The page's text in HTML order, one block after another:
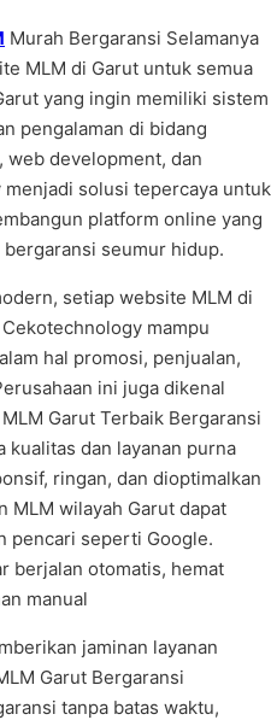
Murah Bergaransi Selamanya
MLM di Garut untuk semua
yang ingin memiliki sistem
pengalaman di bidang
web development, dan
solusi tepercaya untuk
platform online yang
seumur hidup.
setiap website MLM di
mampu
hal promosi, penjualan,
ini juga dikenal
Garut Terbaik Bergaransi
kualitas dan layanan purna
ringan, dan dioptimalkan
MLM wilayah Garut dapat
pencari seperti Google.
berjalan otomatis, hemat
manual
jaminan layanan
Garut Bergaransi
tanpa batas waktu,